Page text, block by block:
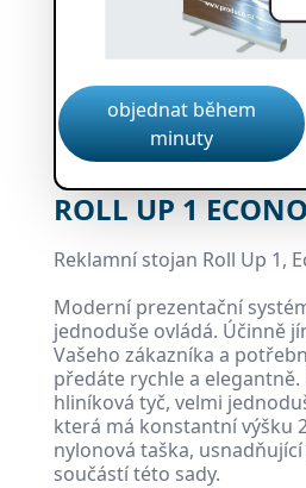
objednat během
minuty
ROLL UP 1
Reklamní stojan Roll Up 1,
Moderní prezentační
jednoduše ovládá. Účinně
Vašeho zákazníka a
předáte rychle a
hliníková tyč, velmi
která má konstantní výšku
nylonová taška,
součástí této sady.